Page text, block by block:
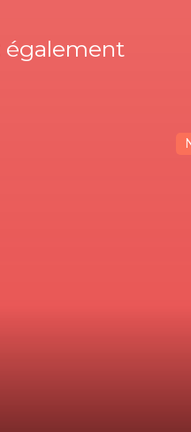
également